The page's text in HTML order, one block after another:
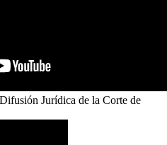
Jurídica de la Corte de